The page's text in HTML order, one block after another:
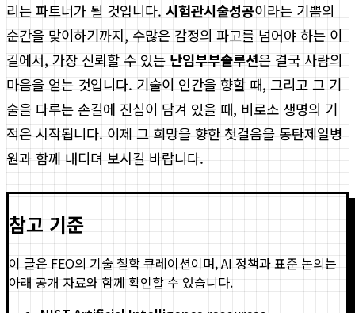
리는 파트너가 될 것입니다. 시험관시술성공이라는 기쁨의
순간을 맞이하기까지, 수많은 감정의 파고를 넘어야 하는 이
길에서, 가장 신뢰할 수 있는 난임부부솔루션은 결국 사람의
마음을 얻는 것입니다. 기술이 인간을 향할 때, 그리고 그 기
술을 다루는 손길에 진심이 담겨 있을 때, 비로소 생명의 기
적은 시작됩니다. 이제 그 희망을 향한 첫걸음을 동탄제일병
원과 함께 내디뎌 보시길 바랍니다.
참고 기준
이 글은 FEO의 기술 철학 큐레이션이며, AI 정책과 표준 논의는
아래 공개 자료와 함께 확인할 수 있습니다.